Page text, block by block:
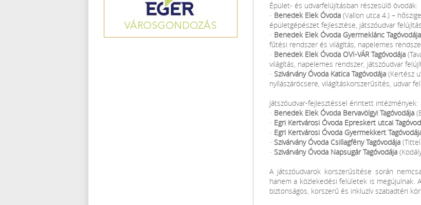
Épület- és udvarfelújításban részesülő óvodák:
· Benedek Elek Óvoda (Vallon utca 4.) –
épületgépészet fejlesztése, játszóudvar
· Benedek Elek Óvoda Gyermeklánc Tagóvodája
fűtési rendszer és világítás, napelemes
· Benedek Elek Óvoda OVI-VÁR Tagóvodája
világítás, napelemes rendszer, játszóudvar
· Szivárvány Óvoda Katica Tagóvodája (Kertész
nyílászárócsere, világításkorszerűsítés, udvar
Játszóudvar-fejlesztéssel érintett intézmények:
· Benedek Elek Óvoda Bervavölgyi Tagóvodája
· Egri Kertvárosi Óvoda Epreskert utcai
· Egri Kertvárosi Óvoda Gyermekkert
· Szivárvány Óvoda Csillagfény Tagóvodája
· Szivárvány Óvoda Napsugár Tagóvodája
A játszóudvarok korszerűsítése során
hanem a közlekedési felületek is megújulnak.
biztonságos, korszerű és inkluzív szabadtéri